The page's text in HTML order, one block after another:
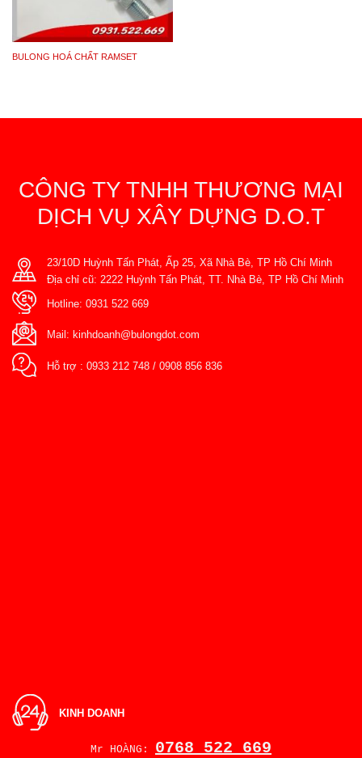
BULONG HOÁ CHẤT RAMSET
CÔNG TY TNHH THƯƠNG MẠI
DỊCH VỤ XÂY DỰNG D.O.T
23/10D Huỳnh Tấn Phát, Ấp 25, Xã Nhà Bè, TP Hồ Chí Minh
Địa chỉ cũ: 2222 Huỳnh Tấn Phát, TT. Nhà Bè, TP Hồ Chí Minh
Hotline:0931 522 669
Mail: kinhdoanh@bulongdot.com
Hỗ trợ :0933 212 748 /0908 856 836
KINH DOANH
Mr HOÀNG: 0768 522 669